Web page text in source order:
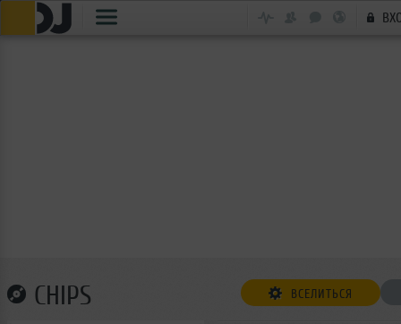
CHIPS ВСЕЛИТЬСЯ